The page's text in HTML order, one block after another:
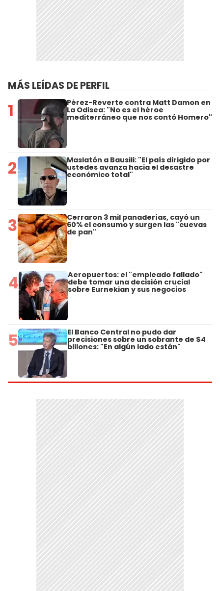
MÁS LEÍDAS DE PERFIL
1 Pérez-Reverte contra Matt Damon en
La Odisea: "No es el héroe
mediterráneo que nos contó Homero"
2 Maslatón a Bausili: "El país dirigido por
ustedes avanza hacia el desastre
económico total"
3 Cerraron 3 mil panaderías, cayó un
60% el consumo y surgen las "cuevas
de pan"
4 Aeropuertos: el "empleado fallado"
debe tomar una decisión crucial
sobre Eurnekian y sus negocios
5 El Banco Central no pudo dar
precisiones sobre un sobrante de $4
billones: "En algún lado están"